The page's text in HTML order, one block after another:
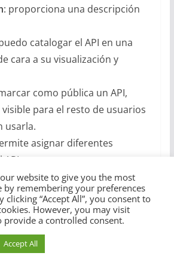
: proporciona una descripción
catalogar el API en una
cara a su visualización y
como pública un API,
para el resto de usuarios
usarla.
asignar diferentes
asignar una imagen al API.
vamos a rellenar dichos campos
website to give you the most
by remembering your preferences
clicking “Accept All”, you consent to
However, you may visit
provide a controlled consent.
Accept All